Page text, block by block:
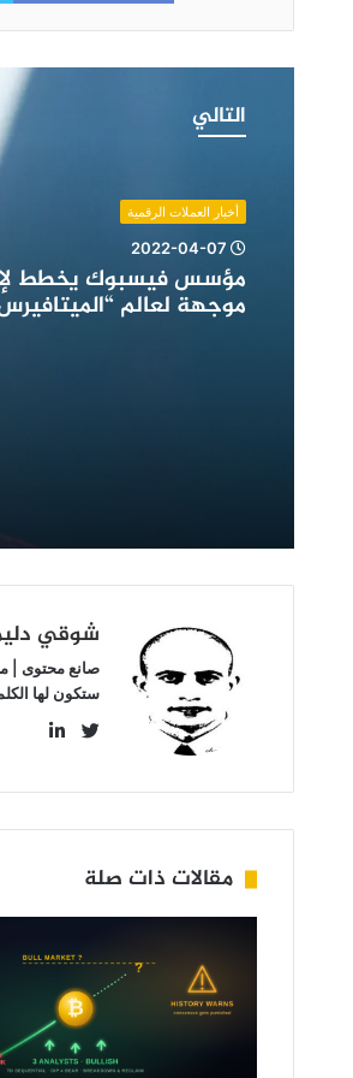
التاليفيسبوك
افتراضية
“الميتافيرس”
أخبار العملات الرقمية
2022-04-07
مؤسس فيسبوك يخطط
موجهة لعالم
شوقي
صانع محتوى |
ستكون لها
مقالات ذات صلة